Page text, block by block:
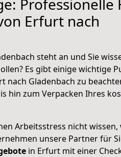
Professionelle
Erfurt nach
steht an und Sie
Es gibt einige wichtige
nach Gladenbach zu
hin zum Verpacken Ihres
Arbeitsstress nicht wissen,
unsere Partner für
in Erfurt mit einer